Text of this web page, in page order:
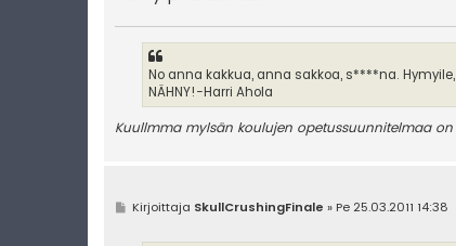
No anna kakkua, anna sakkoa, s****na. Hymyile,
NÄHNY!-Harri Ahola
Kuullmma mylsän koulujen opetussuunnitelmaa
VKirjoittaja SkullCrushingFinale » Pe 25.03.2011 14:38